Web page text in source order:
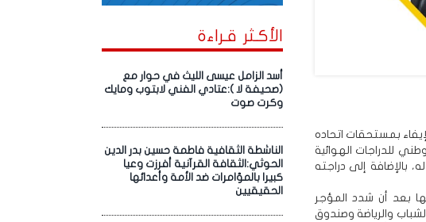
الأكـثر قـراءة
أسد الزامل عيسى الليث في حوار مع
(صحيفة لا ):عتادي الفني لابتوب ومايك
وكرت صوت
الناشطة الثقافية فاطمة حسين بدر الدين
الحوثي:الثقافة القرآنية أفرزت وعيا
كبيرا بالمؤامرات ضد الأمة وأعدائها
الحقيقيين
بمستحقات اتحاده
للدراجات الهوائية
بالإضافة إلى دراجته
بعد أن شدد المؤجر
والرياضة وصندوق